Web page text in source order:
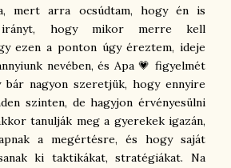
mert arra ocsúdtam, hogy én is
irányt, hogy mikor merre kell
ezen a ponton úgy éreztem, ideje
nevében, és Apa 💗 figyelmét
nagyon szeretjük, hogy ennyire
szinten, de hagyjon érvényesülni
tanulják meg a gyerekek igazán,
a megértésre, és hogy saját
ki taktikákat, stratégiákat. Na